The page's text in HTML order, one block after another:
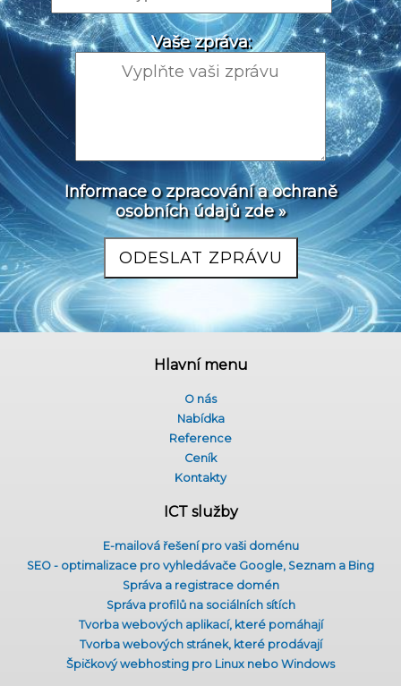
Vaše zpráva:
Informace o zpracování a ochraně
osobních údajů zde »
Hlavní menu
O nás
Nabídka
Reference
Ceník
Kontakty
ICT služby
E-mailová řešení pro vaši doménu
SEO - optimalizace pro vyhledávače Google, Seznam a Bing
Správa a registrace domén
Správa profilů na sociálních sítích
Tvorba webových aplikací, které pomáhají
Tvorba webových stránek, které prodávají
Špičkový webhosting pro Linux nebo Windows